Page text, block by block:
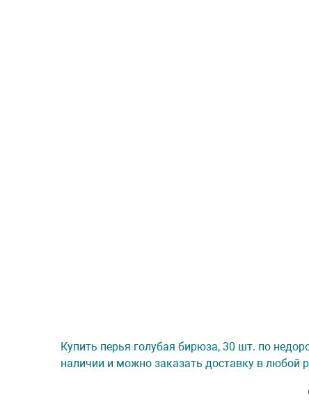
Купить перья голубая бирюза, 30 шт. по
наличии и можно заказать доставку в любой